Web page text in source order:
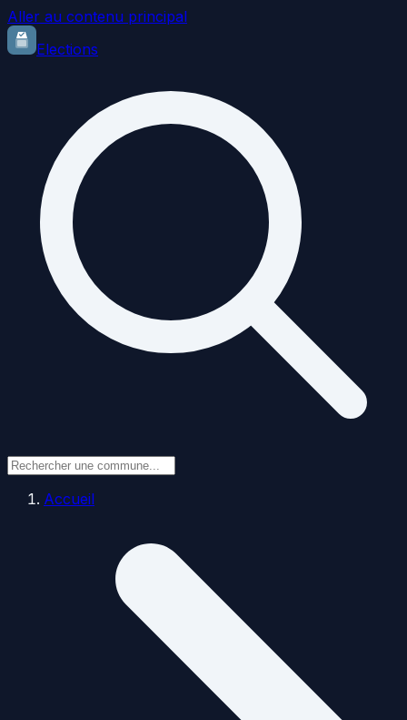
Aller au contenu principal
Elections
Accueil